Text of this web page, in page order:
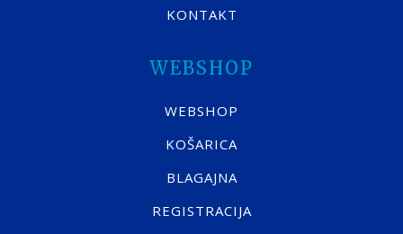
KONTAKT
WEBSHOP
WEBSHOP
KOŠARICA
BLAGAJNA
REGISTRACIJA